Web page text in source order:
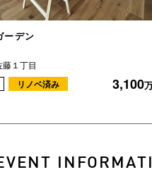
ーデン
１丁目
リノベ済み 3,100